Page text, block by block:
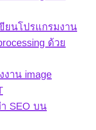
ยนโปรแกรมงาน
ด้วย
งาน image
SEO บน